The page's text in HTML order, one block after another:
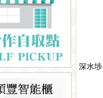
深水埗